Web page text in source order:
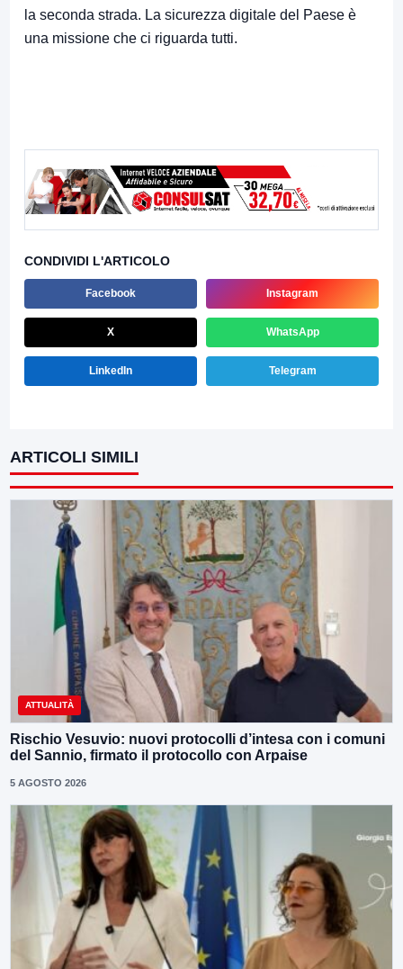
la seconda strada. La sicurezza digitale del Paese è
una missione che ci riguarda tutti.
CONDIVIDI L'ARTICOLO
Facebook Instagram
X WhatsApp
LinkedIn Telegram
ARTICOLI SIMILI
ATTUALITÀ
Rischio Vesuvio: nuovi protocolli d’intesa con i comuni
del Sannio, firmato il protocollo con Arpaise
5 AGOSTO 2026